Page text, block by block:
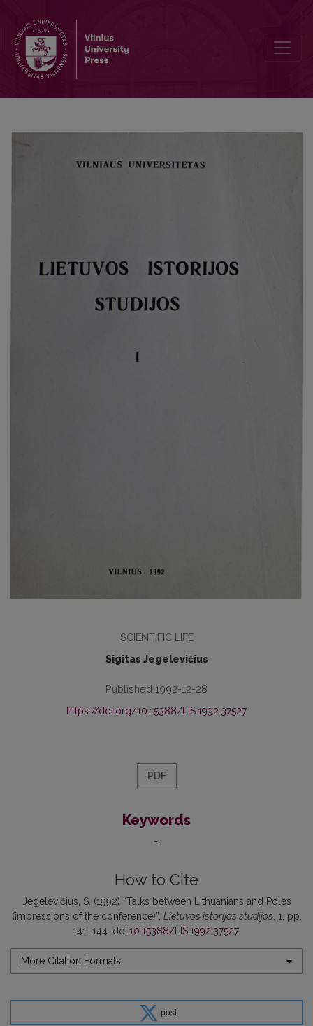
SCIENTIFIC LIFE
Sigitas Jegelevičius
Published 1992-12-28
https://doi.org/10.15388/LIS.1992.37527
PDF
Keywords
-
How to Cite
Jegelevičius, S. (1992) “Talks between Lithuanians and Poles
(impressions of the conference)”, Lietuvos istorijos studijos , 1, pp.
141–144. doi:10.15388/LIS.1992.37527.
More Citation Formats
post